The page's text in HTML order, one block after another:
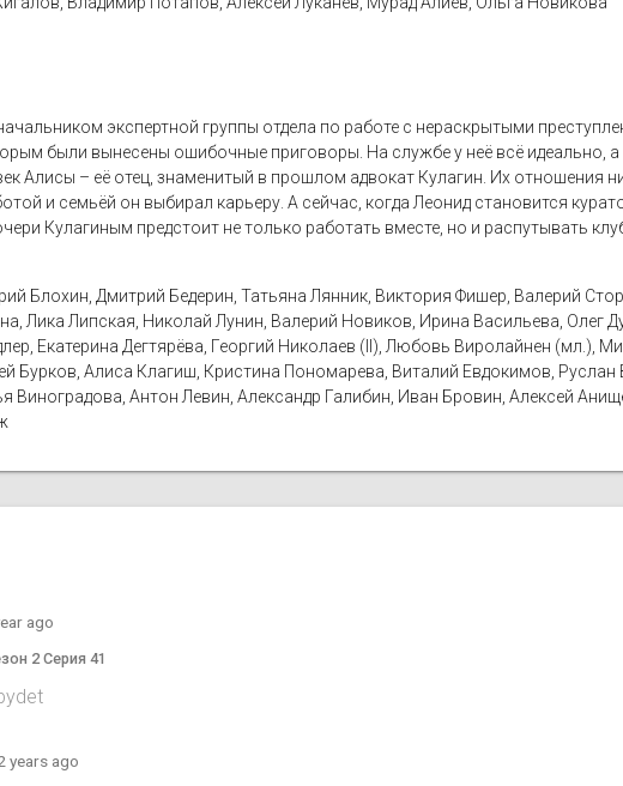
экспертной группы отдела по работе с нераскрытыми
были вынесены ошибочные приговоры. На службе у неё всё идеально,
Алисы – её отец, знаменитый в прошлом адвокат Кулагин. Их отношения
и семьёй он выбирал карьеру. А сейчас, когда Леонид становится
Кулагиным предстоит не только работать вместе, но и распутывать
Блохин, Дмитрий Бедерин, Татьяна Лянник, Виктория Фишер, Валерий
Лика Липская, Николай Лунин, Валерий Новиков, Ирина Васильева, Олег
Екатерина Дегтярёва, Георгий Николаев (II), Любовь Виролайнен (мл.),
Бурков, Алиса Клагиш, Кристина Пономарева, Виталий Евдокимов, Руслан
Виноградова, Антон Левин, Александр Галибин, Иван Бровин, Алексей
ago
2 Серия 41
years ago